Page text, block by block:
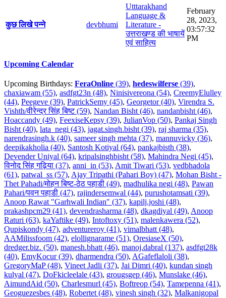
कुछ लिखे पन्ने devbhumi
Utttarakhand
Language &
Literature -
उत्तराखण्ड की भाषायें
एवं साहित्य
February
28, 2023,
03:57:32
PM
Upcoming Calendar
Upcoming Birthdays: FeraOnline (39), hedeswilferse (39),
chaxiawam (55), asdfgt23n (48), Ninisivereona (54), CreemyElulley
(44), Peegeve (39), PatrickSemy (45), Georgetor (40), Virendra S.
Vishth/वीरेन्द्र सिंह बिष्ट (59), Nandan Bisht (46), nandanbisht (46),
Hoaccandy (49), FeexiseKepsy (39), JulianVop (50), Pankaj Singh
Bisht (40), lata_negi (43), jagat.singh.bisht (39), raj sharma (35),
narendrasingh.k (40), sameer singh mehta (37), mannuvicky (36),
deepikakholia (40), Santosh Kotiyal (64), pankajbisth (38),
Devender Uniyal (64), kripalsinghbisht (58), Mahindra Negi (45),
विनोद सिंह गढ़िया (37), anni_in (53), Amit Tiwari (53), vedbhadola
(61), patwal_ss (57), Ajay Tripathi (Pahari Boy) (47), Mohan Bisht -
Thet Pahadi/मोहन बिष्ट-ठेठ पहाडी (49), madhulika negi (48), Pawan
Pahari/पवन पहाडी (47), rajindersemwal (44), purushotamsati (39),
Anoop Rawat "Garhwali Indian" (37), kapilj.joshi (48),
prakashpcm29 (41), devendrasharma (48), dkagdiyal (49), Anoop
Raturi (63), kaYaftike (49), Intoftoxy (51), malenkawera (52),
Qupiskondy (47), adventureroy (41), vimalbhatt (48),
AAMilissfoom (42), elollignarame (51), OresiaseX (50),
dredger.biz. (50), manesh.bhatt (46), manoj.dabral (137), asdfgt28k
(40), EmyKocur (39), dharmendra (50), AGafeflaloli (38),
GregoryMaP (48), Vineet Jadli (37), Jai Dimri (40), kundan singh
kulyal (47), DoFkicleelale (43), grougsgep (46), Munslake (46),
AimundAid (50), Charlesmurl (45), Boftreop (54), Tamepenna (41),
Geoguezesbes (48), Robertet (48), vinesh singh (32), Malkanigopal